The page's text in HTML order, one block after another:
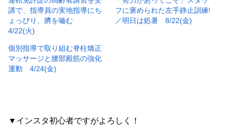
講で、指導員の実地指導にち
ょっぴり、臍を嚙む
4/22(火)
フに褒められた左手静止訓練!
／明日は処暑 8/22(金)
個別指導で取り組む脊柱矯正
マッサージと腰部殿筋の強化
運動 4/24(金)
▼インスタ初心者ですがよろしく！